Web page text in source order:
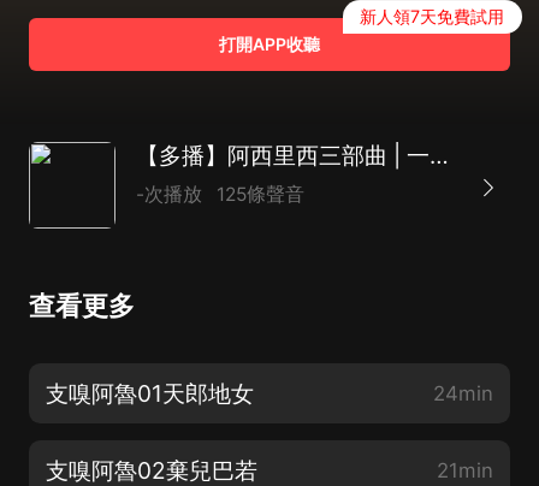
打開APP收聽
新人領7天免費試用
【多播】阿西里西三部曲 | 一段歷史神話故事
-次播放 125條聲音
查看更多
支嗅阿魯01天郎地女 24min
支嗅阿魯02棄兒巴若 21min